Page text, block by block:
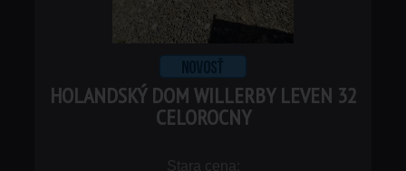
HOLANDSKÝ DOM WILLERBY LEVEN 32
CELOROCNY